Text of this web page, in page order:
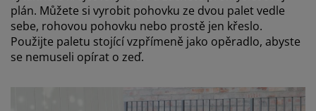
plán. Můžete si vyrobit pohovku ze dvou palet vedle
sebe, rohovou pohovku nebo prostě jen křeslo.
Použijte paletu stojící vzpřímeně jako opěradlo, abyste
se nemuseli opírat o zeď.